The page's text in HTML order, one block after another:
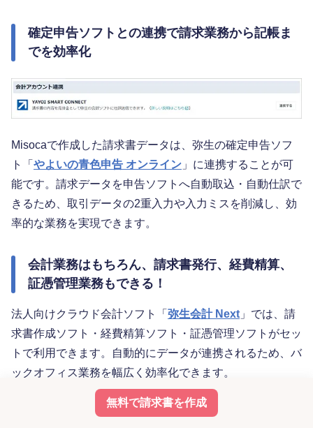
無料で請求書を作成
確定申告ソフトとの連携で請求業務から記帳ま
でを効率化
Misocaで作成した請求書データは、弥生の確定申告ソフ
ト「 やよいの青色申告 オンライン 」に連携することが可
能です。請求データを申告ソフトへ自動取込・自動仕訳で
きるため、取引データの2重入力や入力ミスを削減し、効
率的な業務を実現できます。
会計業務はもちろん、請求書発行、経費精算、
証憑管理業務もできる！
法人向けクラウド会計ソフト「 弥生会計 Next 」では、請
求書作成ソフト・経費精算ソフト・証憑管理ソフトがセッ
トで利用できます。自動的にデータが連携されるため、バ
ックオフィス業務を幅広く効率化できます。